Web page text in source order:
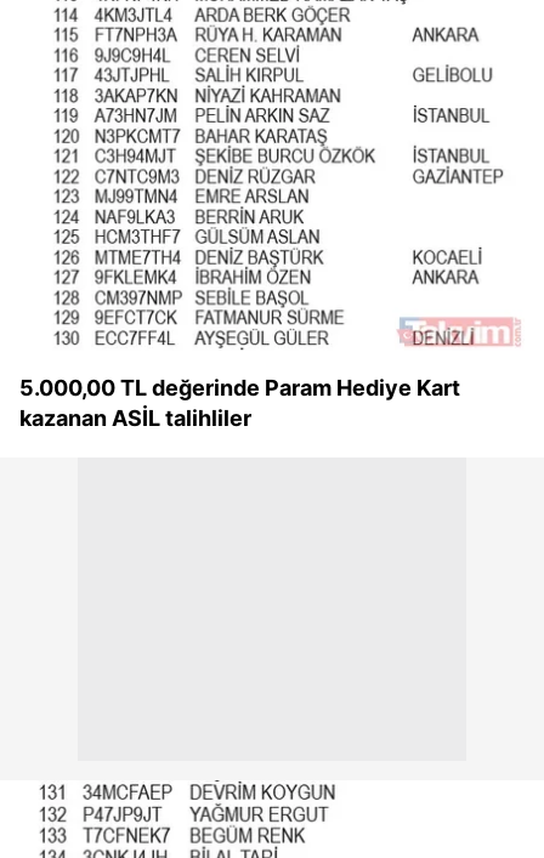
5.000,00 TL değerinde Param Hediye Kart
kazanan ASİL talihliler